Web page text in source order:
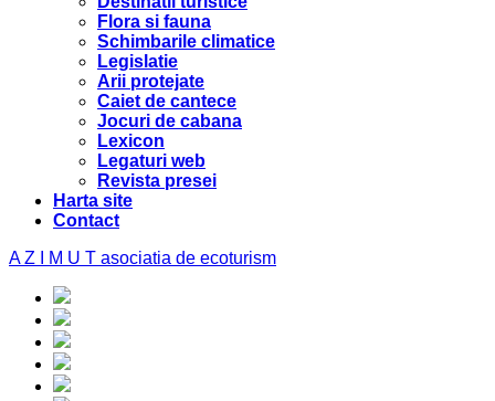
Flora si fauna
Schimbarile climatice
Legislatie
Arii protejate
Caiet de cantece
Jocuri de cabana
Lexicon
Legaturi web
Revista presei
Harta site
Contact
A Z I M U T asociatia de ecoturism